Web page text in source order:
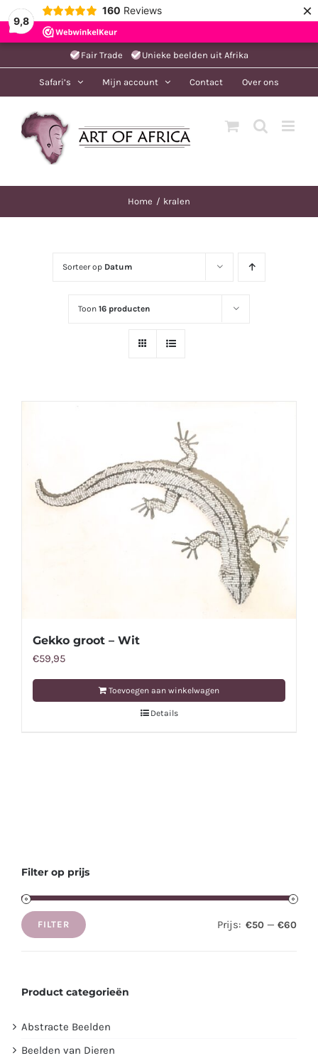
9,8
160 Reviews ×
naar
Fair Trade Unieke beelden uit Afrika
Safari’s Mijn account Contact Over ons
Home kralen
Sorteer op Datum
Toon16 producten
Gekko groot – Wit
€59,95
Toevoegen aan winkelwagen
Details
Filter op prijs
Min.
Max.
FILTER Prijs: €50 — €60
Product categorieën
Abstracte Beelden
Beelden van Dieren